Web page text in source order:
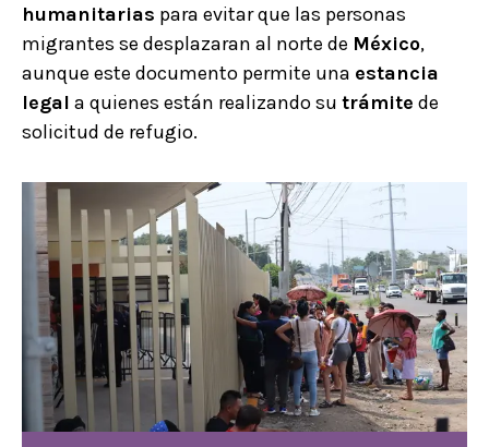
humanitarias para evitar que las personas
migrantes se desplazaran al norte de México,
aunque este documento permite una estancia
legal a quienes están realizando su trámite de
solicitud de refugio.